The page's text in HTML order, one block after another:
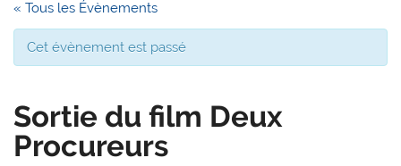
« Tous les Évènements
Cet évènement est passé
Sortie du film Deux
Procureurs